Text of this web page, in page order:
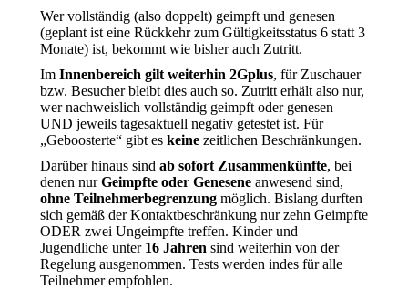
Wer vollständig (also doppelt) geimpft und genesen
(geplant ist eine Rückkehr zum Gültigkeitsstatus 6 statt 3
Monate) ist, bekommt wie bisher auch Zutritt.
Im Innenbereich gilt weiterhin 2Gplus, für Zuschauer
bzw. Besucher bleibt dies auch so. Zutritt erhält also nur,
wer nachweislich vollständig geimpft oder genesen
UND jeweils tagesaktuell negativ getestet ist. Für
„Geboosterte“ gibt es keine zeitlichen Beschränkungen.
Darüber hinaus sind ab sofort Zusammenkünfte, bei
denen nurGeimpfte oder Genesene anwesend sind,
ohne Teilnehmerbegrenzung möglich. Bislang durften
sich gemäß der Kontaktbeschränkung nur zehn Geimpfte
ODER zwei Ungeimpfte treffen. Kinder und
Jugendliche unter 16 Jahren sind weiterhin von der
Regelung ausgenommen. Tests werden indes für alle
Teilnehmer empfohlen.